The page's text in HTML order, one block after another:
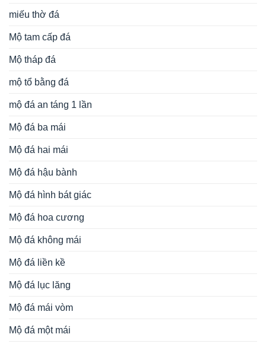
miếu thờ đá
Mộ tam cấp đá
Mộ tháp đá
mộ tổ bằng đá
mộ đá an táng 1 lần
Mộ đá ba mái
Mộ đá hai mái
Mộ đá hậu bành
Mộ đá hình bát giác
Mộ đá hoa cương
Mộ đá không mái
Mộ đá liền kề
Mộ đá lục lăng
Mộ đá mái vòm
Mộ đá một mái